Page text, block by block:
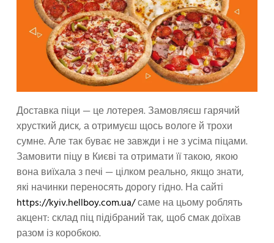
Доставка піци — це лотерея. Замовляєш гарячий
хрусткий диск, а отримуєш щось вологе й трохи
сумне. Але так буває не завжди і не з усіма піцами.
Замовити піцу в Києві та отримати її такою, якою
вона виїхала з печі — цілком реально, якщо знати,
які начинки переносять дорогу гідно. На сайті
https://kyiv.hellboy.com.ua/саме на цьому роблять
акцент: склад піц підібраний так, щоб смак доїхав
разом із коробкою.